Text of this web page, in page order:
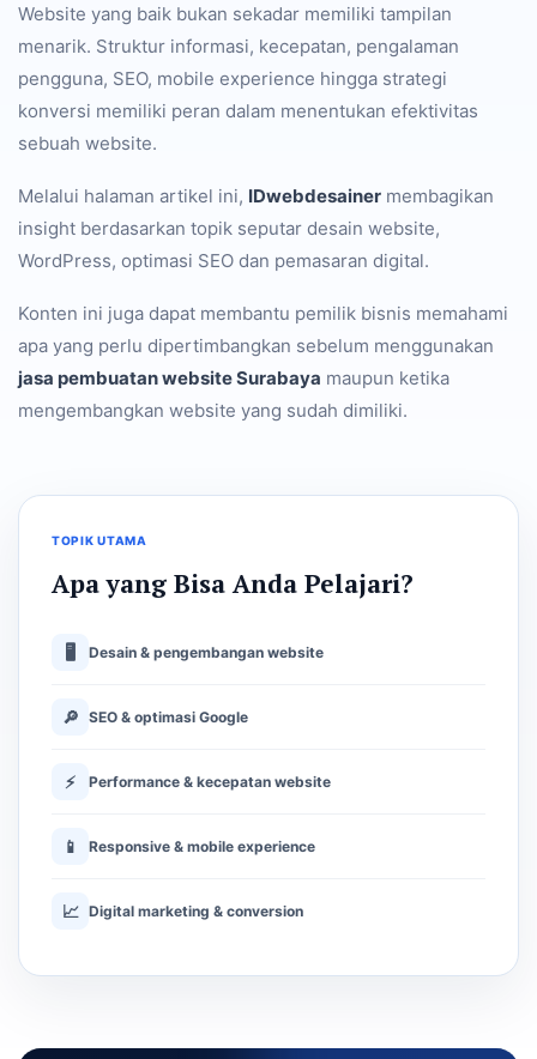
Website yang baik bukan sekadar memiliki tampilan
menarik. Struktur informasi, kecepatan, pengalaman
pengguna, SEO, mobile experience hingga strategi
konversi memiliki peran dalam menentukan efektivitas
sebuah website.
Melalui halaman artikel ini, IDwebdesainer membagikan
insight berdasarkan topik seputar desain website,
WordPress, optimasi SEO dan pemasaran digital.
Konten ini juga dapat membantu pemilik bisnis memahami
apa yang perlu dipertimbangkan sebelum menggunakan
jasa pembuatan website Surabaya maupun ketika
mengembangkan website yang sudah dimiliki.
TOPIK UTAMA
Apa yang Bisa Anda Pelajari?
🖥 Desain & pengembangan website
🔎 SEO & optimasi Google
⚡ Performance & kecepatan website
📱 Responsive & mobile experience
📈 Digital marketing & conversion